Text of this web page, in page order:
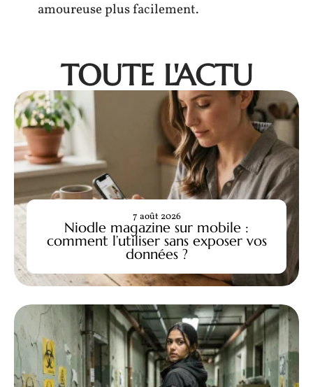
amoureuse plus facilement.
TOUTE L'ACTU
Niodle magazine sur mobile :
comment l’utiliser sans exposer vos
données ?
7 août 2026